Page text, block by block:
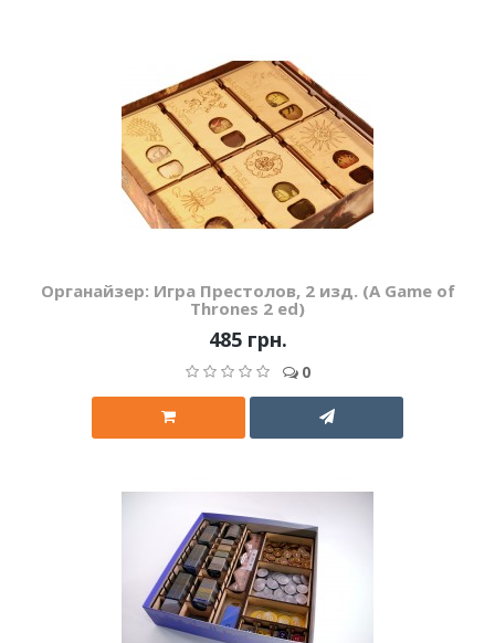
Органайзер: Игра Престолов, 2 изд. (A Game of
Thrones 2 ed)
485 грн.
0